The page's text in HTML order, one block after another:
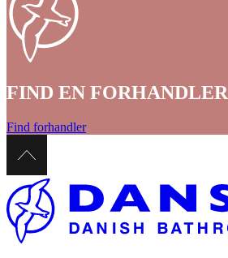
FIND EN FORHANDLER
Find forhandler